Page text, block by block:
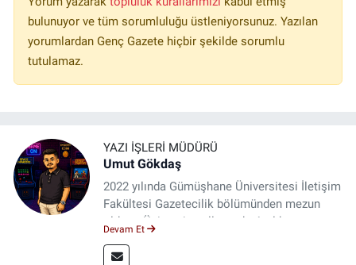
bulunuyor ve tüm sorumluluğu üstleniyorsunuz. Yazılan
yorumlardan Genç Gazete hiçbir şekilde sorumlu
tutulamaz.
YAZI İŞLERI MÜDÜRÜ
Umut Gökdaş
2022 yılında Gümüşhane Üniversitesi İletişim
Fakültesi Gazetecilik bölümünden mezun
oldum. Üniversite yıllarımda 4 yıl boyunca
saha deneyimi kazandım. 2023 yılından beri
Devam Et